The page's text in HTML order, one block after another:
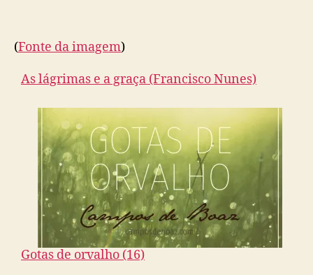
(Fonte da imagem)
As lágrimas e a graça (Francisco Nunes)
Gotas de orvalho (16)